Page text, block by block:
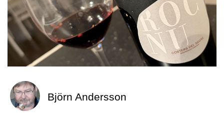
Björn Andersson